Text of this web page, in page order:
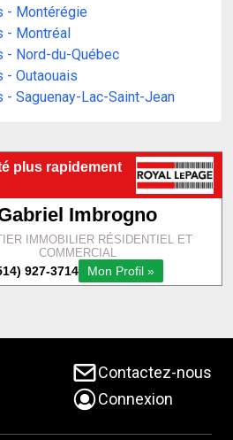
- Montérégie
- Montréal
- Nord-du-Québec
- Outaouais
Saguenay-Lac-Saint-Jean
Contactez-nous
Connexion